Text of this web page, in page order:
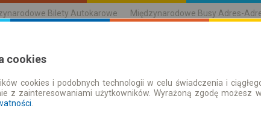
Bilety Autokarowe Międzynarodowe Busy Adres-
Rozkład Jazdy | Bilety Bilety okresowe
cookies
cookies i podobnych technologii w celu świadczenia i
z zainteresowaniami użytkowników. Wyrażoną zgodę